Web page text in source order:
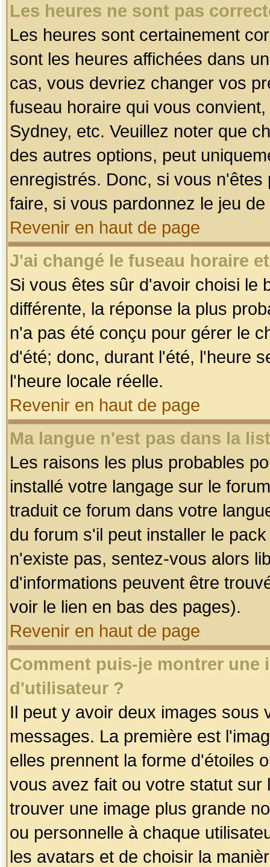
Les heures ne sont pas
Les heures sont certainement
sont les heures affichées dans
cas, vous devriez changer vos
fuseau horaire qui vous
Sydney, etc. Veuillez noter que
des autres options, peut
enregistrés. Donc, si vous
faire, si vous pardonnez le jeu
Revenir en haut de page
J'ai changé le fuseau horaire
Si vous êtes sûr d'avoir choisi le
différente, la réponse la plus
n'a pas été conçu pour gérer le
d'été; donc, durant l'été, l'heure
l'heure locale réelle.
Revenir en haut de page
Ma langue n'est pas dans la
Les raisons les plus probables
installé votre langage sur le
traduit ce forum dans votre
du forum s'il peut installer le
n'existe pas, sentez-vous alors
d'informations peuvent être
voir le lien en bas des pages).
Revenir en haut de page
Comment puis-je montrer une
d'utilisateur ?
Il peut y avoir deux images sous
messages. La première est
elles prennent la forme d'étoiles
vous avez fait ou votre statut
trouver une image plus grande
ou personnelle à chaque
les avatars et de choisir la